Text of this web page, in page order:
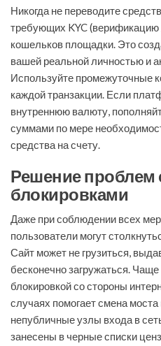
Никогда не переводите
требующих KYC (верификацию
кошельков площадки. Это
вашей реальной личностью и
Используйте промежуточные
каждой транзакции. Если
внутреннюю валюту,
суммами по мере
средства на счету.
Решение проблем
блокировками
Даже при соблюдении всех
пользователи могут
Сайт может не грузиться,
бесконечно загружаться. Чаще
блокировкой со стороны
случаях помогает смена
непубличные узлы входа в
занесены в черные списки